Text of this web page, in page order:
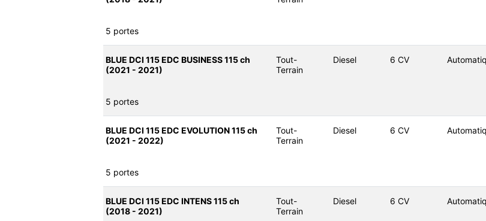
5 portes
BLUE DCI 115 EDC BUSINESS 115 ch
(2021 - 2021)
Tout-
Terrain
Diesel 6 CV
5 portes
BLUE DCI 115 EDC EVOLUTION 115 ch
(2021 - 2022)
Tout-
Terrain
Diesel 6 CV
5 portes
BLUE DCI 115 EDC INTENS 115 ch
(2018 - 2021)
Tout-
Terrain
Diesel 6 CV